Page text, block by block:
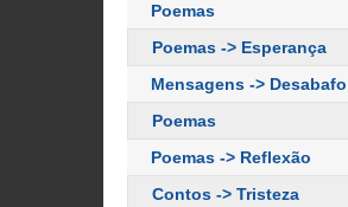
Poemas
Poemas -> Esperança
Mensagens -> Desabafo
Poemas
Poemas -> Reflexão
Contos -> Tristeza